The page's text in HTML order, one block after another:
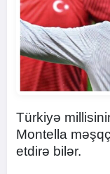
Türkiyə
Montella
etdirə bilər.